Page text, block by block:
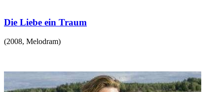
Die Liebe ein Traum
(2008, Melodram)